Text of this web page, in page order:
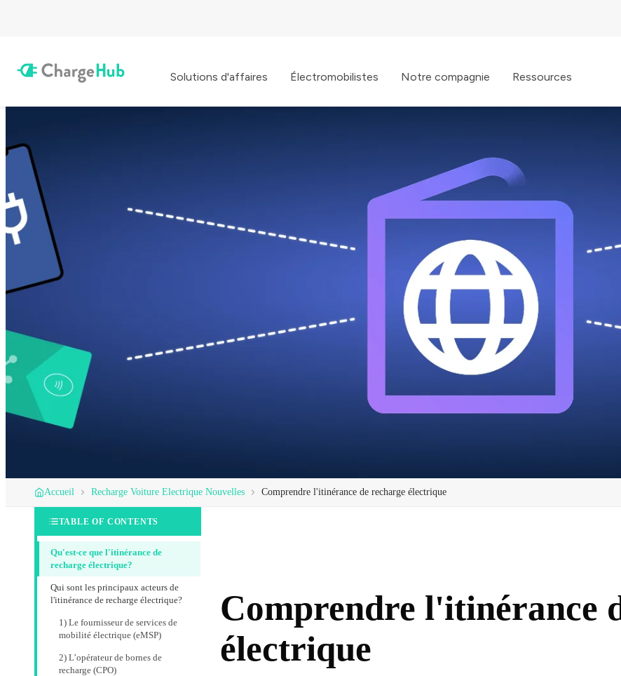
Solutions d'affaires Électromobilistes Notre compagnie Ressources
Accueil Recharge Voiture Electrique Nouvelles Comprendre l'itinérance de recharge électrique
TABLE OF CONTENTS
Qu'est-ce que l'itinérance de
recharge électrique?
Qui sont les principaux acteurs de
l'itinérance de recharge électrique?
1) Le fournisseur de services de
mobilité électrique (eMSP)
2) L’opérateur de bornes de
recharge (CPO)
Comprendre l'itinérance
électrique